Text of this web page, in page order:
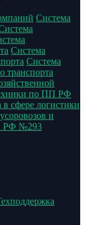
Система
Система
Система
транспорта
по ПП РФ
сфере логистики
и
РФ №293